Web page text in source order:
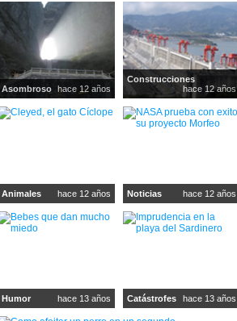
Asombroso hace 12 años
Construcciones
hace 12 años
Animales hace 12 años Noticias hace 12 años
Humor hace 13 años Catástrofes hace 13 años